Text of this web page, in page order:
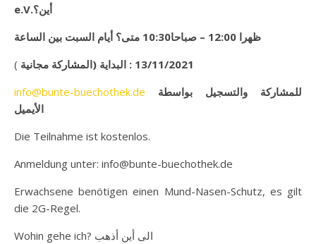
e.V.أين؟
ظهرا 12:00 – صباحا10:30 متى؟ أيام السبت بين الساعة
( المشاركة مجانية) 13/11/2021 :
البداية
info@bunte-buechothek.de
للمشاركة والتسجيل بواسطة
الأيميل
Die Teilnahme ist kostenlos.
Anmeldung unter: info@bunte-buechothek.de
Erwachsene benötigen einen Mund-Nasen-Schutz, es gilt
die 2G-Regel.
Wohin gehe ich? الى أين أذهب